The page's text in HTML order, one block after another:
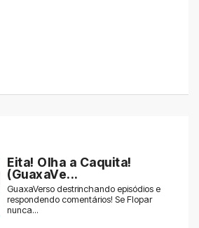
Eita! Olha a Caquita!
(GuaxaVe...
GuaxaVerso destrinchando episódios e
respondendo comentários! Se Flopar
nunca...